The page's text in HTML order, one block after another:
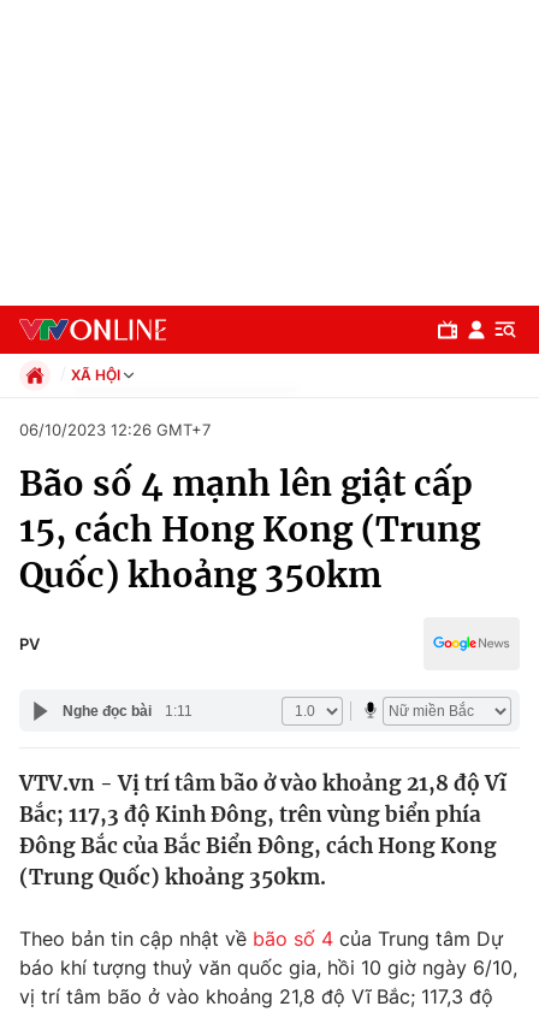
Chuyên mục
Chính trị
Thế giới
Tin tức
Câu chuyện quốc tế
Kinh tế
Tài chính
Thị trường
Dữ liệu và đời sống
XÃ HỘI
Xã hội
Pháp luật
Thể thao
Truyền hình
Văn hóa - Giải trí
Giáo dục
06/10/2023 12:26 GMT+7
Bão số 4 mạnh lên giật cấp
15, cách Hong Kong (Trung
Quốc) khoảng 350km
PV
Nghe đọc bài 1:11
VTV.vn - Vị trí tâm bão ở vào khoảng 21,8 độ Vĩ
Bắc; 117,3 độ Kinh Đông, trên vùng biển phía
Đông Bắc của Bắc Biển Đông, cách Hong Kong
(Trung Quốc) khoảng 350km.
Theo bản tin cập nhật về bão số 4 của Trung tâm Dự
báo khí tượng thuỷ văn quốc gia, hồi 10 giờ ngày 6/10,
vị trí tâm bão ở vào khoảng 21,8 độ Vĩ Bắc; 117,3 độ